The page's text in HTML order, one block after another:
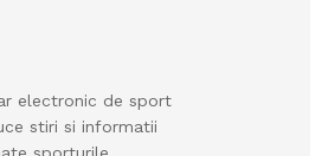
electronic de sport
stiri si informatii